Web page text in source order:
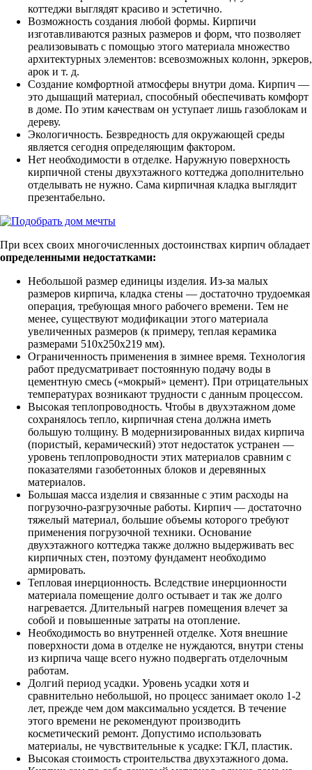
коттеджи выглядят красиво и эстетично.
Возможность создания любой формы. Кирпичи
изготавливаются разных размеров и форм, что позволяет
реализовывать с помощью этого материала множество
архитектурных элементов: всевозможных колонн, эркеров,
арок и т. д.
Создание комфортной атмосферы внутри дома. Кирпич —
это дышащий материал, способный обеспечивать комфорт
в доме. По этим качествам он уступает лишь газоблокам и
дереву.
Экологичность. Безвредность для окружающей среды
является сегодня определяющим фактором.
Нет необходимости в отделке. Наружную поверхность
кирпичной стены двухэтажного коттеджа дополнительно
отделывать не нужно. Сама кирпичная кладка выглядит
презентабельно.
При всех своих многочисленных достоинствах кирпич обладает
определенными недостатками:
Небольшой размер единицы изделия. Из-за малых
размеров кирпича, кладка стены — достаточно трудоемкая
операция, требующая много рабочего времени. Тем не
менее, существуют модификации этого материала
увеличенных размеров (к примеру, теплая керамика
размерами 510х250х219 мм).
Ограниченность применения в зимнее время. Технология
работ предусматривает постоянную подачу воды в
цементную смесь («мокрый» цемент). При отрицательных
температурах возникают трудности с данным процессом.
Высокая теплопроводность. Чтобы в двухэтажном доме
сохранялось тепло, кирпичная стена должна иметь
большую толщину. В модернизированных видах кирпича
(пористый, керамический) этот недостаток устранен —
уровень теплопроводности этих материалов сравним с
показателями газобетонных блоков и деревянных
материалов.
Большая масса изделия и связанные с этим расходы на
погрузочно-разгрузочные работы. Кирпич — достаточно
тяжелый материал, большие объемы которого требуют
применения погрузочной техники. Основание
двухэтажного коттеджа также должно выдерживать вес
кирпичных стен, поэтому фундамент необходимо
армировать.
Тепловая инерционность. Вследствие инерционности
материала помещение долго остывает и так же долго
нагревается. Длительный нагрев помещения влечет за
собой и повышенные затраты на отопление.
Необходимость во внутренней отделке. Хотя внешние
поверхности дома в отделке не нуждаются, внутри стены
из кирпича чаще всего нужно подвергать отделочным
работам.
Долгий период усадки. Уровень усадки хотя и
сравнительно небольшой, но процесс занимает около 1-2
лет, прежде чем дом максимально усядется. В течение
этого времени не рекомендуют производить
косметический ремонт. Допустимо использовать
материалы, не чувствительные к усадке: ГКЛ, пластик.
Высокая стоимость строительства двухэтажного дома.